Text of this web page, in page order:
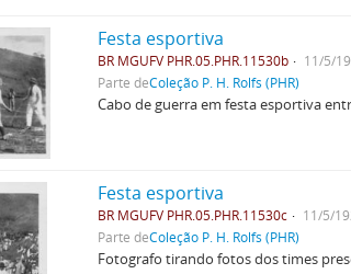
Festa esportiva
BR MGUFV PHR.05.PHR.11530b
11/5/
Parte deColeção P. H. Rolfs (PHR)
Cabo de guerra em festa esportiva
Festa esportiva
BR MGUFV PHR.05.PHR.11530c
11/5/
Parte deColeção P. H. Rolfs (PHR)
Fotografo tirando fotos dos times